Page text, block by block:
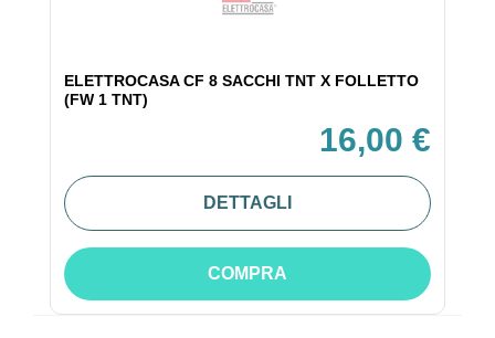
ELETTROCASA CF 8 SACCHI TNT X FOLLETTO
(FW 1 TNT)
16,00 €
DETTAGLI
COMPRA